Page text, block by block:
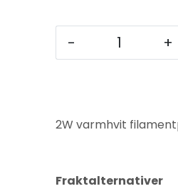
- +
2W varmhvit
Fraktalternativer